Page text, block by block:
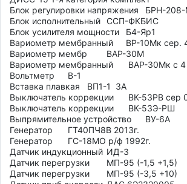
Блок регулировки напряжения	БРН-208-М7Б
Блок исполнительный	ССП-ФКБИС
Блок усилителя мощности	Б4-Яр1
Вариометр мембранный	ВР-10Мк сер. 4
Вариометр мембр	ВАР-30М
Вариометр мембранный	 ВАР-30Мк с 4
Вольтметр	В-1
Вставка плавкая 	ВП1-1  3А
Выключатель коррекции	 ВК-53РВ сер 04
Выключатель коррекции	 ВК-53Э-РШ
Выпрямительное устройство 	ВУ-6А
Генератор	ГТ40ПЧ8В 2013г.
Генератор	ГС-18МО р/ф 1992г.
Датчик индукционный 	ИД-3
Датчик перегрузки 	МП-95 (-1,5 +1,5)
Датчик перегрузки 	МП-95 (-3,5 +10)